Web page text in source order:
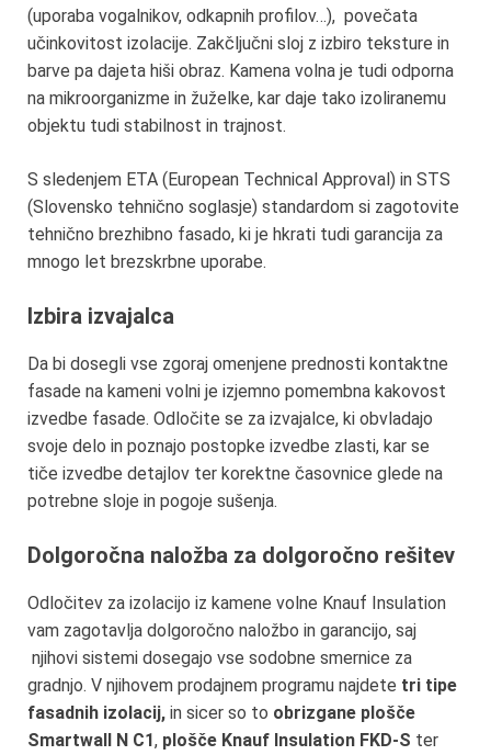
(uporaba vogalnikov, odkapnih profilov…), povečata
učinkovitost izolacije. Zakčljučni sloj z izbiro teksture in
barve pa dajeta hiši obraz. Kamena volna je tudi odporna
na mikroorganizme in žuželke, kar daje tako izoliranemu
objektu tudi stabilnost in trajnost.
S sledenjem ETA (European Technical Approval) in STS
(Slovensko tehnično soglasje) standardom si zagotovite
tehnično brezhibno fasado, ki je hkrati tudi garancija za
mnogo let brezskrbne uporabe.
Izbira izvajalca
Da bi dosegli vse zgoraj omenjene prednosti kontaktne
fasade na kameni volni je izjemno pomembna kakovost
izvedbe fasade. Odločite se za izvajalce, ki obvladajo
svoje delo in poznajo postopke izvedbe zlasti, kar se
tiče izvedbe detajlov ter korektne časovnice glede na
potrebne sloje in pogoje sušenja.
Dolgoročna naložba za dolgoročno rešitev
Odločitev za izolacijo iz kamene volne Knauf Insulation
vam zagotavlja dolgoročno naložbo in garancijo, saj
njihovi sistemi dosegajo vse sodobne smernice za
gradnjo. V njihovem prodajnem programu najdete tri tipe
fasadnih izolacij, in sicer so to obrizgane plošče
Smartwall N C1, plošče Knauf Insulation FKD-S ter